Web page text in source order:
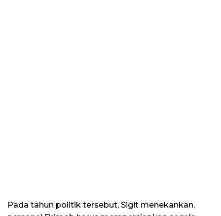
Pada tahun politik tersebut, Sigit menekankan,